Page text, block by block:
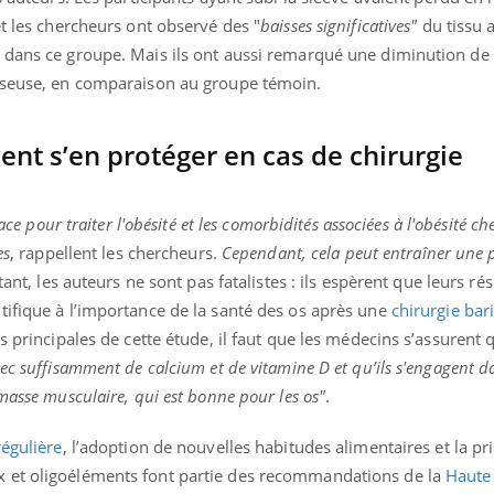
chercheurs ont observé des "baisses significatives" du tissu
ce groupe. Mais ils ont aussi remarqué une diminution de
en comparaison au groupe témoin.
s’en protéger en cas de chirurgie
pour traiter l'obésité et les comorbidités associées à l'obésité
, rappellent les chercheurs. Cependant, cela peut entraîner une
les auteurs ne sont pas fatalistes : ils espèrent que leurs
à l’importance de la santé des os après une chirurgie
principales de cette étude, il faut que les médecins s’assurent
suffisamment de calcium et de vitamine D et qu’ils s'engagent
musculaire, qui est bonne pour les os".
, l’adoption de nouvelles habitudes alimentaires et la
oligoéléments font partie des recommandations de la